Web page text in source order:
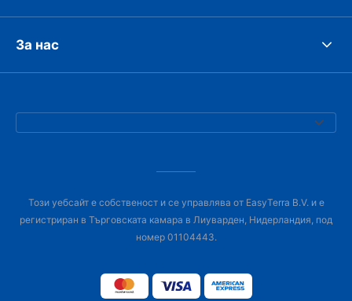
За нас
Този уебсайт е собственост и се управлява от EasyTerra B.V. и е
регистриран в Търговската камара в Лиуварден, Нидерландия, под
номер 01104443.